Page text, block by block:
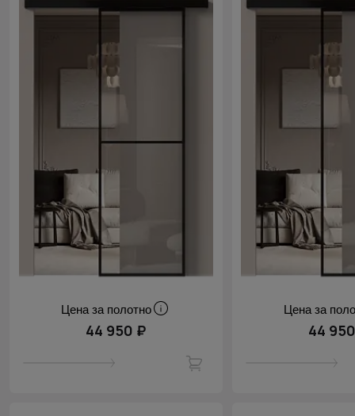
Цена за полотно
44 950 ₽
Цена за
44